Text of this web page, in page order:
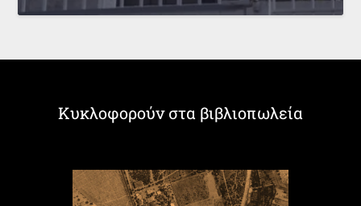
Κυκλοφορούν στα βιβλιοπωλεία